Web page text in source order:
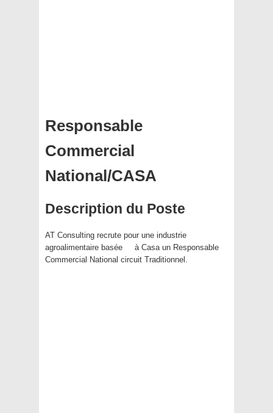
Responsable
Commercial
National/CASA
Description du Poste
AT Consulting recrute pour une industrie
agroalimentaire basée à Casa un Responsable
Commercial National circuit Traditionnel.